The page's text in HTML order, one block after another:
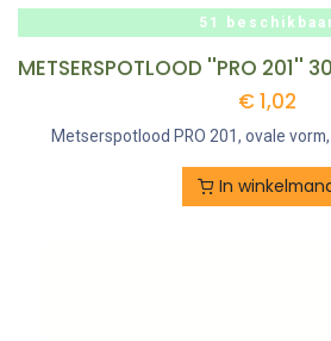
51
€1,02
Metserspotlood PRO 201, ovale
In